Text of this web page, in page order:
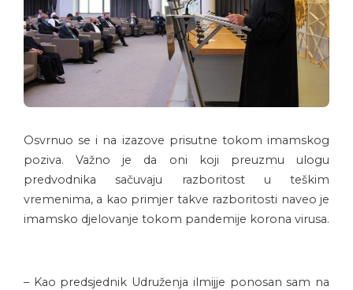
Osvrnuo se i na izazove prisutne tokom imamskog
poziva. Važno je da oni koji preuzmu ulogu
predvodnika sačuvaju razboritost u teškim
vremenima, a kao primjer takve razboritosti naveo je
imamsko djelovanje tokom pandemije korona virusa.
– Kao predsjednik Udruženja ilmijje ponosan sam na